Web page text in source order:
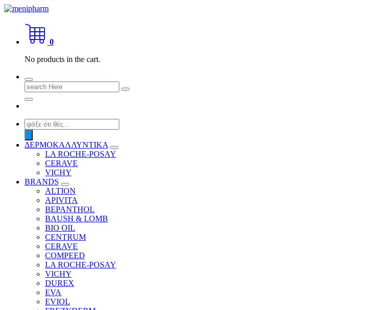
Skip
content
shop 2 easily
0
No products in the cart.
Search
for:
Products
search
ΔΕΡΜΟΚΑΛΛΥΝΤΙΚΑ
LA ROCHE-POSAY
CERAVE
VICHY
BRANDS
ALTION
APIVITA
BEPANTHOL
BAUSH & LOMB
BIO OIL
CENTRUM
CERAVE
COMPEED
LA ROCHE-POSAY
VICHY
DUREX
EVA
EVIOL